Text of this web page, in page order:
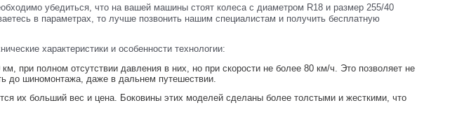
убедиться, что на вашей машины стоят колеса с диаметром R18 и размер 255/40
в параметрах, то лучше позвонить нашим специалистам и получить бесплатную
характеристики и особенности технологии:
при полном отсутствии давления в них, но при скорости не более 80 км/ч. Это позволяет не
до шиномонтажа, даже в дальнем путешествии.
их больший вес и цена. Боковины этих моделей сделаны более толстыми и жесткими, что